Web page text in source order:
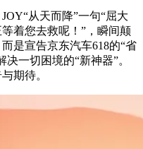
从天而降”一句“屈大
着您去救呢！”，瞬间颠
是宣告京东汽车618的“省
一切困境的“新神器”。
期待。